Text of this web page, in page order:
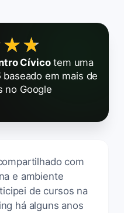
Cívicotem uma
baseado em mais de
no Google
com
e ambiente
de cursos na
há alguns anos